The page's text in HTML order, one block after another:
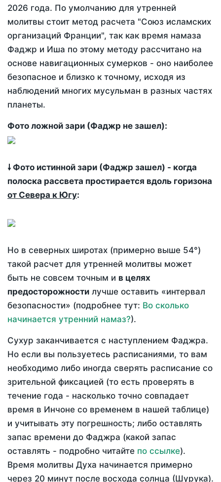
2026 года. По умолчанию для утренней
молитвы стоит метод расчета "Союз исламских
организаций Франции", так как время намаза
Фаджр и Иша по этому методу рассчитано на
основе навигационных сумерков - оно наиболее
безопасное и близко к точному, исходя из
наблюдений многих мусульман в разных частях
планеты.
Фото ложной зари (Фаджр не зашел):
🠗 Фото истинной зари (Фаджр зашел) - когда
полоска рассвета простирается вдоль горизона
от Севера к Югу:
Но в северных широтах (примерно выше 54°)
такой расчет для утренней молитвы может
быть не совсем точным и в целях
предосторожности лучше оставить «интервал
безопасности» (подробнее тут: Во сколько
начинается утренний намаз?).
Сухур заканчивается с наступлением Фаджра.
Но если вы пользуетесь расписаниями, то вам
необходимо либо иногда сверять расписание со
зрительной фиксацией (то есть проверять в
течение года - насколько точно совпадает
время в Инчоне со временем в нашей таблице)
и учитывать эту погрешность; либо оставлять
запас времени до Фаджра (какой запас
оставлять - подробно читайте по ссылке).
Время молитвы Духа начинается примерно
через 20 минут после восхода солнца (Шурука).